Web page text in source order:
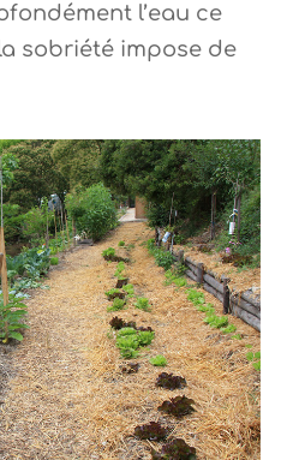
l’eau ce
sobriété impose de